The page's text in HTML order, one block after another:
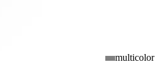
multicolor